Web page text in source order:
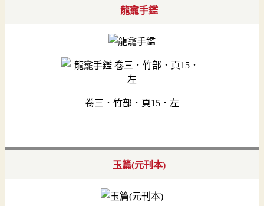
龍龕手鑑
卷三．竹部．頁15．左
玉篇(元刊本)